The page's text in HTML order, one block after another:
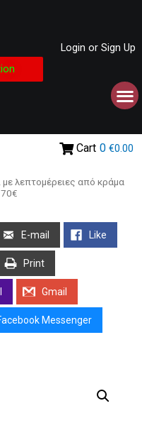
Login or Sign Up
Cart 0 €0.00
με λεπτομέρειες από κράμα
70€
E-mail Like
Print
Gmail
Messenger